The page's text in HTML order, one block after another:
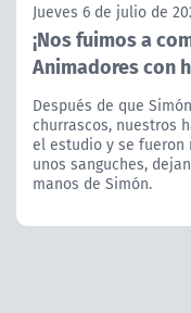
Jueves 6 de julio de
¡Nos fuimos a
Animadores con
Después de que
churrascos, nuestros
el estudio y se fueron
unos sanguches,
manos de Simón.